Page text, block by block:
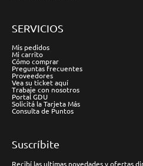
SERVICIOS
Mis pedidos
Mi carrito
Cómo comprar
Preguntas frecuentes
Proveedores
Vea su ticket aquí
Trabaje con nosotros
Portal GDU
Solicitá la Tarjeta Más
Consulta de Puntos
Suscríbite
Recibí las ultimas novedades y ofertas